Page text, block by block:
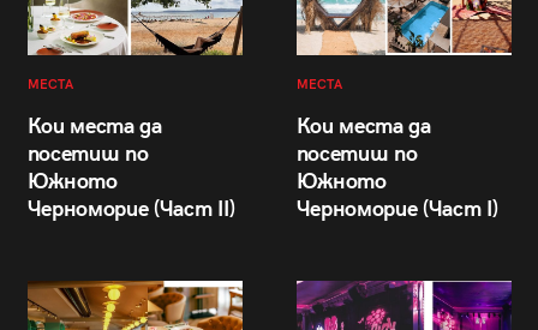
МЕСТА
Кои места да
посетиш по
Южното
Черноморие (Част II)
МЕСТА
Кои места да
посетиш по
Южното
Черноморие (Част I)